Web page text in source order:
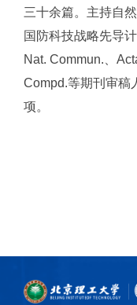
三十余篇。主持自
国防科技战略先导
Nat. Commun.、
Compd.等期刊审稿
项。